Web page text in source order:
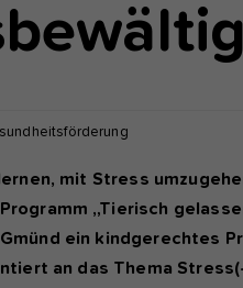
mit Stress
„Tierisch
Gmünd ein kindgerechtes
an das Thema